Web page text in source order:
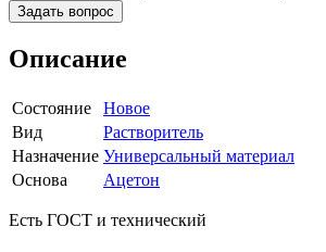
Задать вопрос
Описание
Состояние
Новое
Вид
Растворитель
Назначение Универсальный материал
Основа
Ацетон
Есть ГОСТ и технический